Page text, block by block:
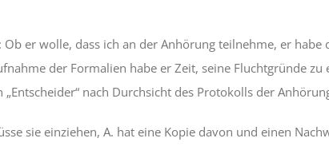
er wolle, dass ich an der Anhörung teilnehme, er habe
der Formalien habe er Zeit, seine Fluchtgründe zu
nach Durchsicht des Protokolls der
sie einziehen, A. hat eine Kopie davon und einen